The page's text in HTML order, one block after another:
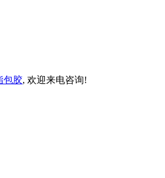
包胶, 欢迎来电咨询!